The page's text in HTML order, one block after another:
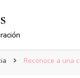
Reconoce a una